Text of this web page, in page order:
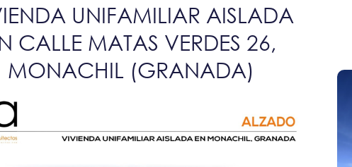
UNIFAMILIAR AISLADA
CALLE MATAS VERDES 26,
MONACHIL (GRANADA)